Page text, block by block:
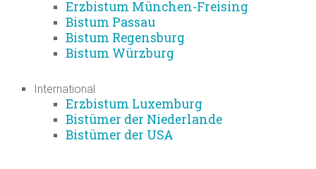
Erzbistum München-Freising
Bistum Passau
Bistum Regensburg
Bistum Würzburg
International
Erzbistum Luxemburg
Bistümer der Niederlande
Bistümer der USA